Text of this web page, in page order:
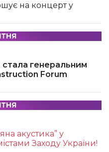
на концерт у
стала генеральним
Forum
акустика” у
Заходу України!